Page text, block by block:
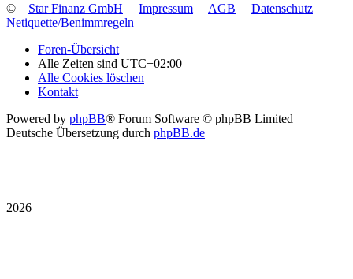
©
Star Finanz GmbH Impressum AGB
Datenschutz
Netiquette/Benimmregeln
Foren-Übersicht
Alle Zeiten sind UTC+02:00
Alle Cookies löschen
Kontakt
Powered by phpBB® Forum Software © phpBB Limited
Deutsche Übersetzung durch phpBB.de
2026